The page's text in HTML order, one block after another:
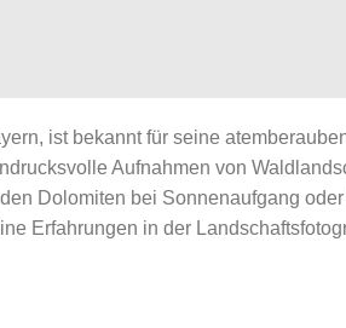
ist bekannt für seine
Aufnahmen von
Dolomiten bei Sonnenaufgang
Erfahrungen in der